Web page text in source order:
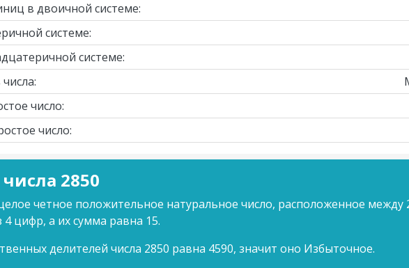
в двоичной системе:
системе:
системе:
число:
число:
2850
четное положительное натуральное число, расположенное между
4 цифр, а их сумма равна 15.
делителей числа 2850 равна 4590, значит оно Избыточное.